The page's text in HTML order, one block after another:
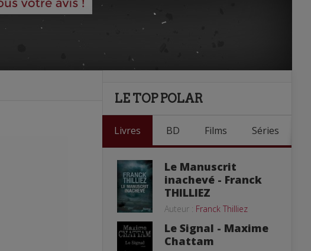
LE TOP POLAR
Livres BD Films Séries
Le Manuscrit
inachevé - Franck
THILLIEZ
Auteur : Franck Thilliez
Le Signal - Maxime
Chattam